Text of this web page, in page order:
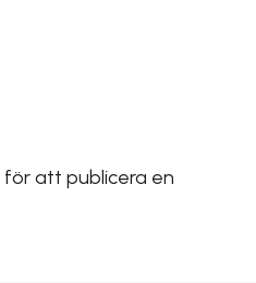
för att publicera en